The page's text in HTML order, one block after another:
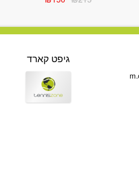
₪215.
₪150.
גיפט קארד